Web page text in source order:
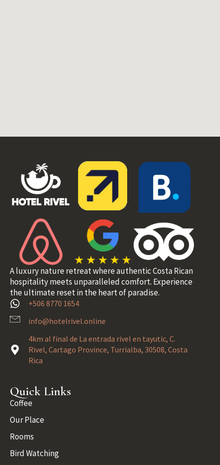
A luxury nature retreat where authentic Costa Rican
hospitality meets unparalleled comfort. Experience
the ultimate reset in the heart of paradise.
+506 8770 1654
info@hotelrivel.online
4km al final de La entrada rivel en tayutic, C.
Rivel, Cartago Province, Turrialba, 30508, Costa
Rica
Quick Links
Coffee
Our Place
Rooms
Bird Watching